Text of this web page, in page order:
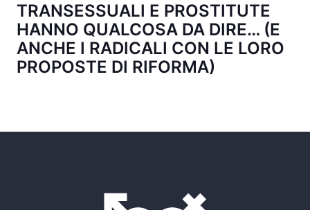
TRANSESSUALI E PROSTITUTE
HANNO QUALCOSA DA DIRE… (E
ANCHE I RADICALI CON LE LORO
PROPOSTE DI RIFORMA)